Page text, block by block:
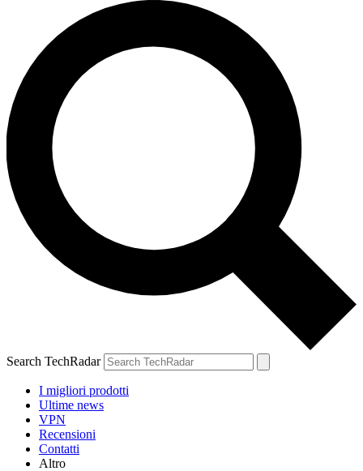
Search TechRadar
I migliori prodotti
Ultime news
VPN
Recensioni
Contatti
Altro